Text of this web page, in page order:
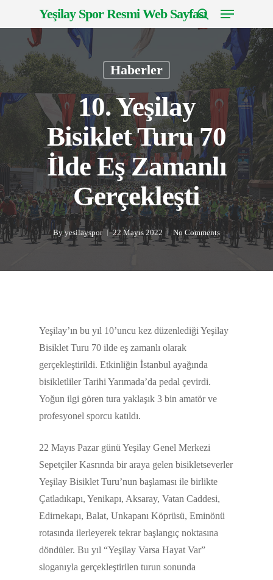
content
Yeşilay Spor Resmi Web Sayfası
search
Menu
Haberler
10. Yeşilay
Bisiklet Turu 70
İlde Eş Zamanlı
Gerçekleşti
By yesilayspor 22 Mayıs 2022 No Comments
Yeşilay’ın bu yıl 10’uncu kez düzenlediği Yeşilay
Bisiklet Turu 70 ilde eş zamanlı olarak
gerçekleştirildi. Etkinliğin İstanbul ayağında
bisikletliler Tarihi Yarımada’da pedal çevirdi.
Yoğun ilgi gören tura yaklaşık 3 bin amatör ve
profesyonel sporcu katıldı.
22 Mayıs Pazar günü Yeşilay Genel Merkezi
Sepetçiler Kasrında bir araya gelen bisikletseverler
Yeşilay Bisiklet Turu’nun başlaması ile birlikte
Çatladıkapı, Yenikapı, Aksaray, Vatan Caddesi,
Edirnekapı, Balat, Unkapanı Köprüsü, Eminönü
rotasında ilerleyerek tekrar başlangıç noktasına
döndüler. Bu yıl “Yeşilay Varsa Hayat Var”
sloganıyla gerçekleştirilen turun sonunda
Close
Menu